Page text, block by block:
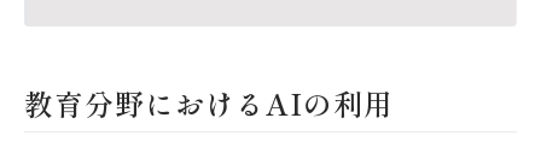
教育分野におけるAIの利用